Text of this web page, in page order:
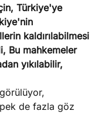
Türkiye'ye
kaldırılabilmesi
Bu mahkemeler
yıkılabilir,
de fazla göz